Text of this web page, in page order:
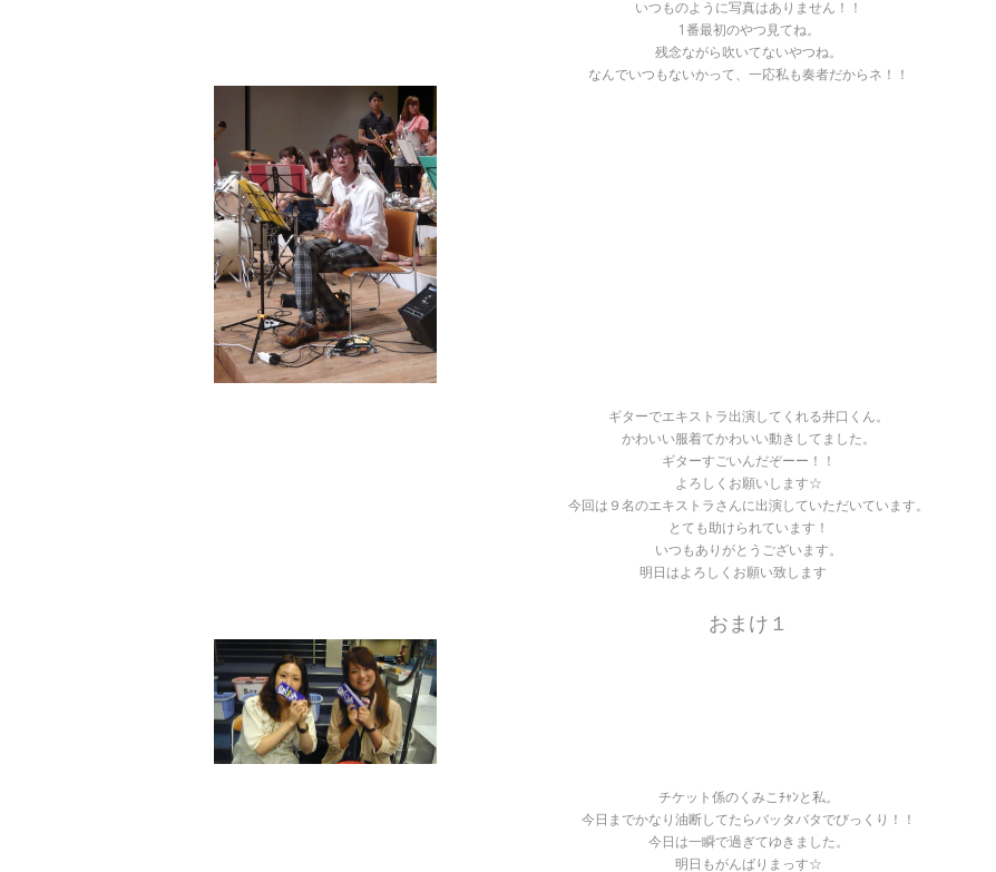
いつものように写真はありません！！
1番最初のやつ見てね。
残念ながら吹いてないやつね。
なんでいつもないかって、一応私も奏者だからネ！！
ギターでエキストラ出演してくれる井口くん。
かわいい服着てかわいい動きしてました。
ギターすごいんだぞーー！！
よろしくお願いします☆
今回は９名のエキストラさんに出演していただいています。
とても助けられています！
いつもありがとうございます。
明日はよろしくお願い致します
おまけ１
チケット係のくみこﾁｬﾝと私。
今日までかなり油断してたらバッタバタでびっくり！！
今日は一瞬で過ぎてゆきました。
明日もがんばりまっす☆